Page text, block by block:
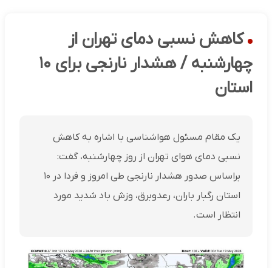
کاهش نسبی دمای تهران از
چهارشنبه / هشدار نارنجی برای ۱۰
استان
یک مقام مسئول هواشناسی با اشاره به کاهش
نسبی دمای هوای تهران از روز چهارشنبه، گفت:
براساس صدور هشدار نارنجی طی امروز و فردا در ۱۰
استان رگبار باران، رعدوبرق، وزش باد شدید مورد
انتظار است.